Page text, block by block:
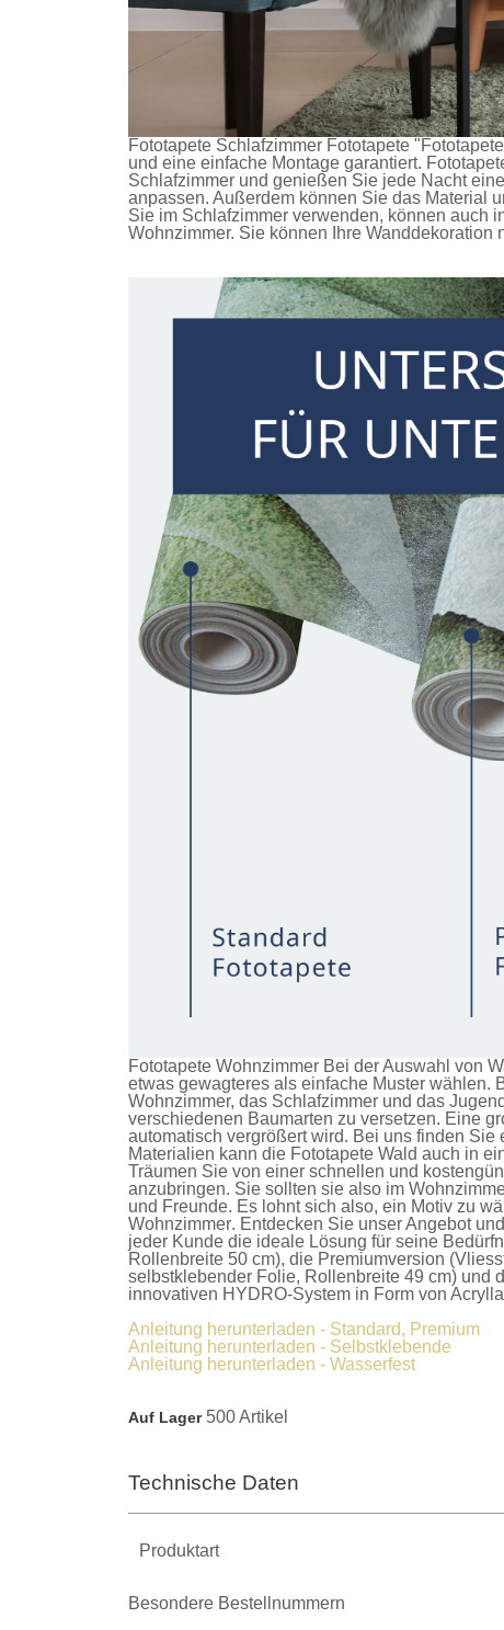
Fototapete Schlafzimmer Fototapete
und eine einfache Montage garantiert.
Schlafzimmer und genießen Sie jede Nacht
anpassen. Außerdem können Sie das Material
Sie im Schlafzimmer verwenden, können auch
Wohnzimmer. Sie können Ihre
Fototapete Wohnzimmer Bei der Auswahl von
etwas gewagteres als einfache Muster wählen.
Wohnzimmer, das Schlafzimmer und das
verschiedenen Baumarten zu versetzen. Eine
automatisch vergrößert wird. Bei uns finden Sie
Materialien kann die Fototapete Wald auch in
Träumen Sie von einer schnellen und
anzubringen. Sie sollten sie also im
und Freunde. Es lohnt sich also, ein Motiv zu
Wohnzimmer. Entdecken Sie unser Angebot
jeder Kunde die ideale Lösung für seine
Rollenbreite 50 cm), die Premiumversion
selbstklebender Folie, Rollenbreite 49 cm) und
innovativen HYDRO-System in Form von
Anleitung herunterladen - Standard, Premium
Anleitung herunterladen - Selbstklebende
Anleitung herunterladen - Wasserfest
Auf Lager 500 Artikel
Technische Daten
Produktart
Besondere Bestellnummern